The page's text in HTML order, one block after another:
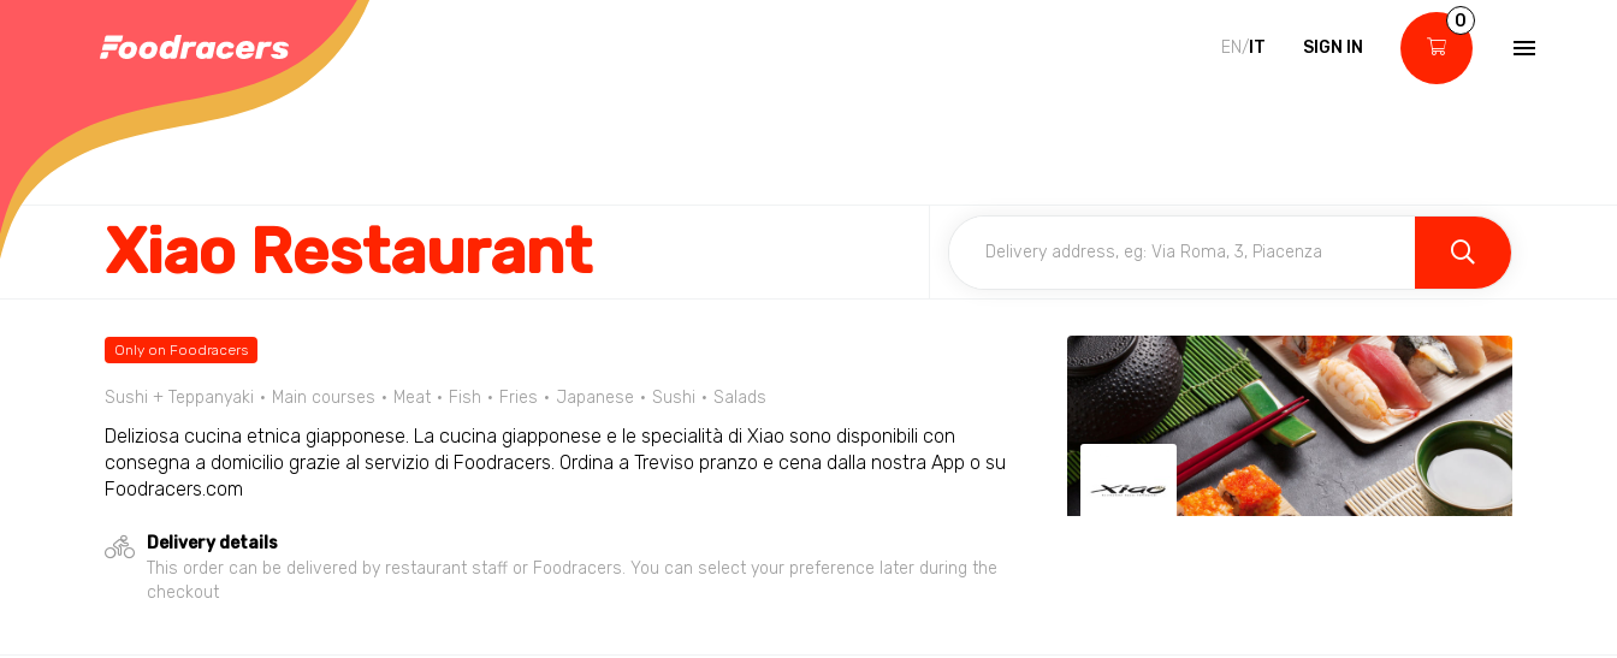
EN/ IT SIGN IN
0
Xiao Restaurant
Only on Foodracers
Sushi + Teppanyaki Main courses Meat Fish Fries Japanese Sushi Salads
Deliziosa cucina etnica giapponese. La cucina giapponese e le specialità di Xiao sono disponibili con
consegna a domicilio grazie al servizio di Foodracers. Ordina a Treviso pranzo e cena dalla nostra App o su
Foodracers.com
Delivery details
This order can be delivered by restaurant staff or Foodracers. You can select your preference later during the
checkout